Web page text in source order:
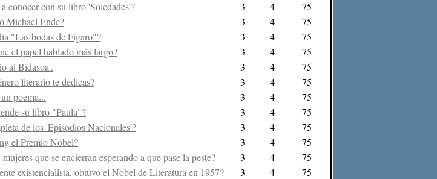
conocer con su libro 'Soledades'? 3 4
75
Michael Ende? 3 4
75
"Las bodas de Fígaro"? 3 4
75
el papel hablado más largo? 3 4
75
al Bidasoa'. 3 4
75
literario te dedicas? 3 4
75
poema... 3 4
75
su libro "Paula"? 3 4
75
de los 'Episodios Nacionales'? 3 4
75
el Premio Nobel? 3 4
75
que se encierran esperando a que pase la peste? 3 4
75
existencialista, obtuvo el Nobel de Literatura en 1957? 3 4
75